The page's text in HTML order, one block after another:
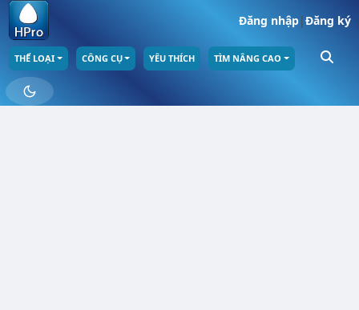
Đăng nhập|Đăng ký
THỂ LOẠI CÔNG CỤ YÊU THÍCH TÌM NÂNG CAO